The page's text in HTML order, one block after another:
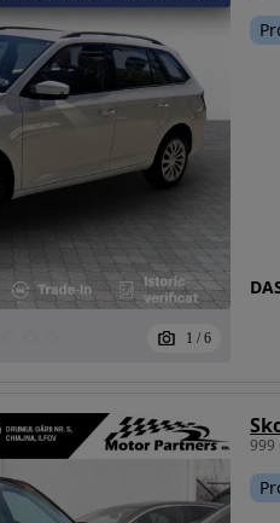
1 / 6